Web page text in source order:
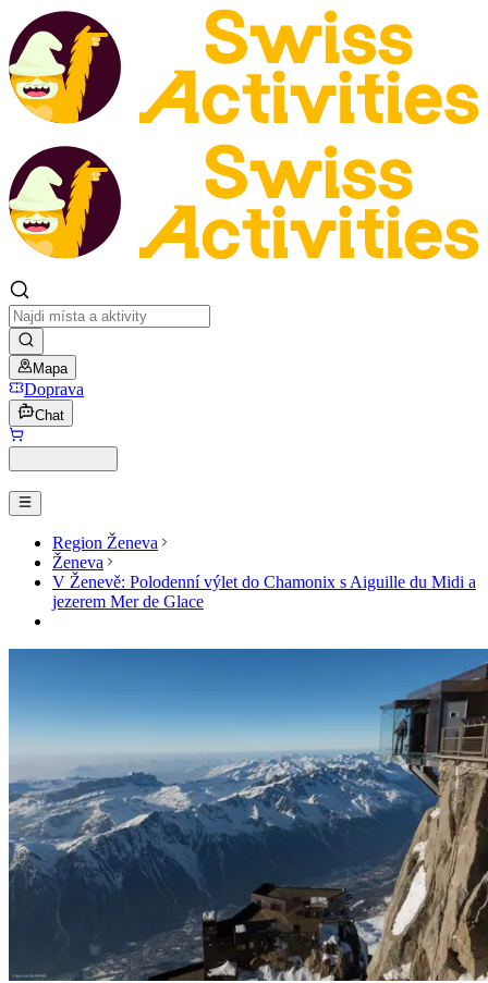
Mapa
Doprava
Chat
Region Ženeva
Ženeva
V Ženevě: Polodenní výlet do Chamonix s Aiguille du Midi a
jezerem Mer de Glace